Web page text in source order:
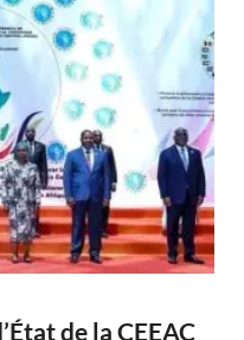
de la CEEAC